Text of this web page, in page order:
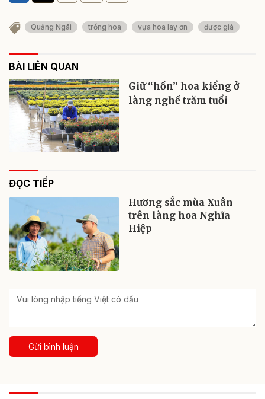
Quảng Ngãi trồng hoa vựa hoa lay ơn được giá
BÀI LIÊN QUAN
Giữ “hồn” hoa kiểng ở
làng nghề trăm tuổi
ĐỌC TIẾP
Hương sắc mùa Xuân
trên làng hoa Nghĩa
Hiệp
Gửi bình luận